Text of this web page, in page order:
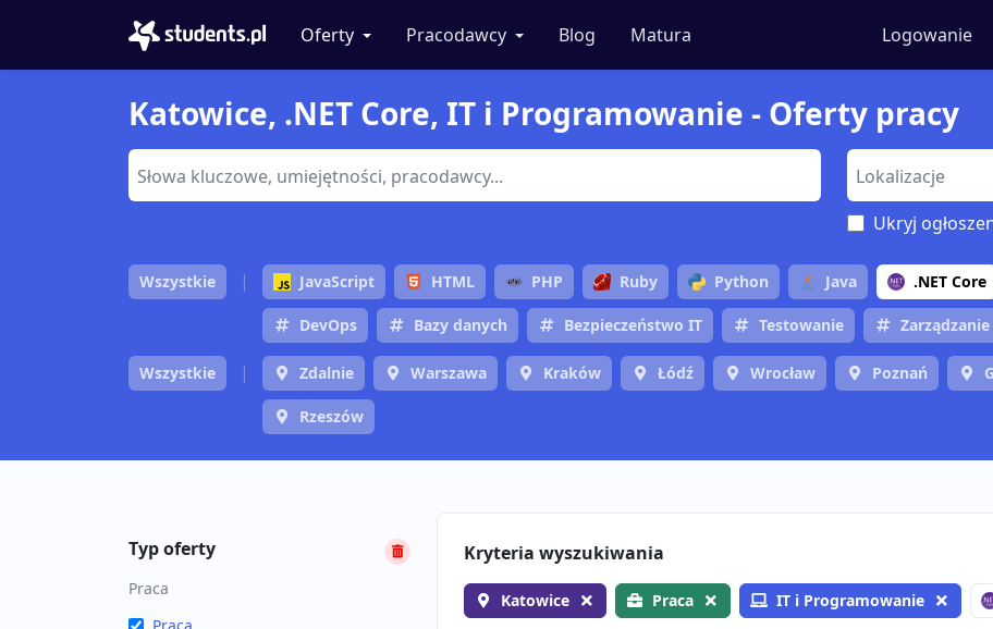
Oferty Pracodawcy Blog Matura Logowanie
Katowice, .NET Core, IT i Programowanie - Oferty pracy
Ukryj
Wszystkie JavaScript HTML PHP Ruby Python Java .NET Core
DevOps Bazy danych Bezpieczeństwo IT Testowanie
Wszystkie Zdalnie Warszawa Kraków Łódź Wrocław Poznań
Rzeszów
Typ oferty
Praca
Kryteria wyszukiwania
Katowice Praca IT i Programowanie